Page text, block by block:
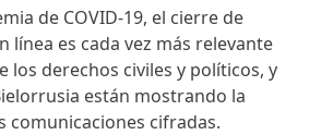
de COVID-19, el cierre de
línea es cada vez más relevante
los derechos civiles y políticos, y
están mostrando la
comunicaciones cifradas.